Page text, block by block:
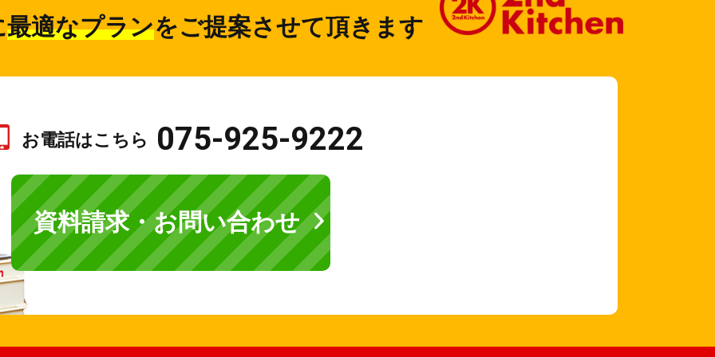
最適なプランをご提案させて頂きます
お電話はこちら 075-925-9222
資料請求・お問い合わせ